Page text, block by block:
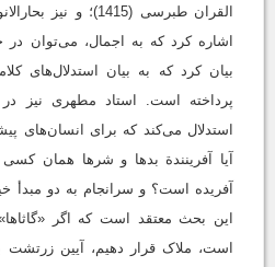
اشاره کرد که به اجمال، می‌توان
بیان کرد که به بیان استدلال‌های
پرداخته است. استاد مطهری نیز در
استدلال می‌کند که برای انسان‌های
آیا آفرینندة بدها و شرها همان
آفریده است؟ و سرانجام به دو
این بحث معتقد است که اگر
است، ملاک قرار دهیم، آیین زرتشت